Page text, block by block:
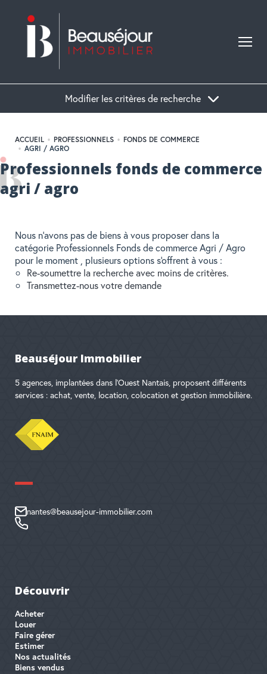
Modifier les critères de recherche
Acheter
Localisation
RECHERCHER
ACCUEIL PROFESSIONNELS
FONDS DE COMMERCE
AGRI / AGRO
Professionnels fonds de commerce
agri / agro
Nous n'avons pas de biens à vous proposer dans la
catégorie Professionnels Fonds de commerce Agri / Agro
pour le moment , plusieurs options s'offrent à vous :
Re-soumettre la recherche avec moins de critères.
Transmettez-nous votre demande
Beauséjour Immobilier
5 agences, implantées dans l'Ouest Nantais, proposent différents
services : achat, vente, location, colocation et gestion immobilière.
nantes@beausejour-immobilier.com
Découvrir
Acheter
Louer
Faire gérer
Estimer
Nos actualités
Biens vendus